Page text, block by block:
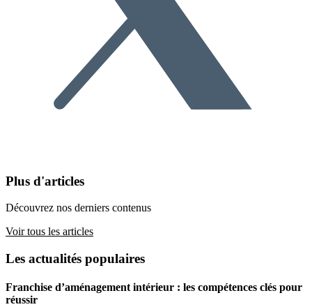
Plus d'articles
Découvrez nos derniers contenus
Voir tous les articles
Les actualités populaires
Franchise d’aménagement intérieur : les compétences clés pour
réussir